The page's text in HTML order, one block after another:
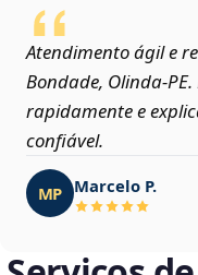
Atendimento ágil e
Bondade,
rapidamente e
confiável.
MP Marcelo P.